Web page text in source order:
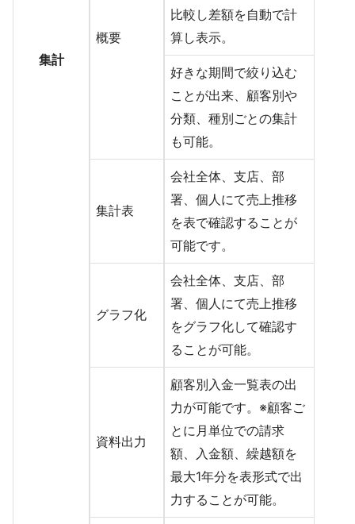
集計
概要
比較し差額を自動で計
算し表示。
好きな期間で絞り込む
ことが出来、顧客別や
分類、種別ごとの集計
も可能。
集計表
会社全体、支店、部
署、個人にて売上推移
を表で確認することが
可能です。
グラフ化
会社全体、支店、部
署、個人にて売上推移
をグラフ化して確認す
ることが可能。
資料出力
顧客別入金一覧表の出
力が可能です。※顧客ご
とに月単位での請求
額、入金額、繰越額を
最大1年分を表形式で出
力することが可能。